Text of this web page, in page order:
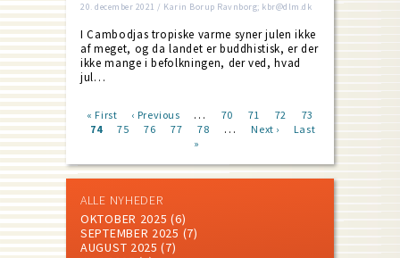
20. december 2021 / Karin Borup Ravnborg; kbr@dlm.dk
I Cambodjas tropiske varme syner julen ikke
af meget, og da landet er buddhistisk, er der
ikke mange i befolkningen, der ved, hvad
jul…
Pagination
First
page
« First
Previous
page
‹ Previous … Page
70 Page
71 Page
72 Page
73
Current
74 Page
75 Page
76 Page
77 Page
78 …
Next
Next ›
Last
Last
»
ALLE NYHEDER
OKTOBER 2025 (6)
SEPTEMBER 2025 (7)
AUGUST 2025 (7)